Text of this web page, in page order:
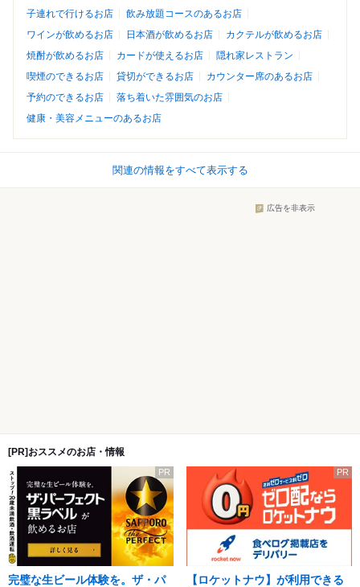
子連れで行けるお店
飲み放題コースのあるお店
ワインが飲めるお店
日本酒が飲めるお店
カクテルが飲めるお店
焼酎が飲めるお店
カードが使えるお店
隠れ家レストラン
喫煙のできるお店
貸切ができるお店
カウンター席のあるお店
予約のできるお店
落ち着いた雰囲気のお店
健康・美容メニューのあるお店
関連の情報をすべて表示する
広告を非表示
[PR]おススメのお店・情報
PR
完璧な生ビール体験を。ザ・パ
PR
【ロケットナウ】が利用できる